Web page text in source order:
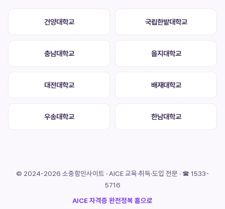
건양대학교 국립한밭대학교
충남대학교 을지대학교
대전대학교 배재대학교
우송대학교 한남대학교
© 2024-2026 소중함인사이트 · AICE 교육·취득·도입 전문 · ☎ 1533-
5716
AICE 자격증 완전정복 홈으로